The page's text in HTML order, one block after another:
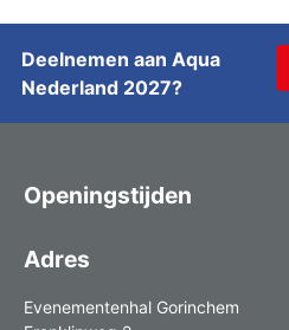
Deelnemen aan Aqua
Nederland 2027?
Openingstijden
Adres
Evenementenhal Gorinchem